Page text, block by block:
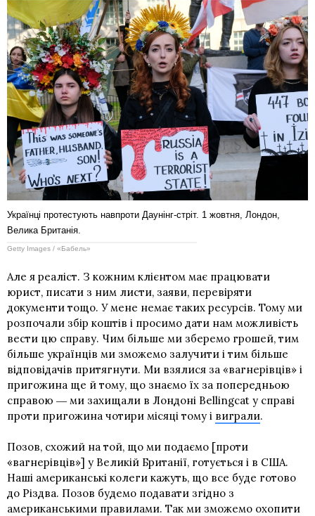
Українці протестують навпроти Даунінг-стріт. 1 жовтня, Лондон,
Велика Британія.
Getty Images / «Бабель»
Але я реаліст. З кожним клієнтом має працювати
юрист, писати з ним листи, заяви, перевіряти
документи тощо. У мене немає таких ресурсів. Тому ми
розпочали збір коштів і просимо дати нам можливість
вести цю справу. Чим більше ми зберемо грошей, тим
більше українців ми зможемо залучити і тим більше
відповідачів притягнути. Ми взялися за «вагнерівців» і
пригожина ще й тому, що знаємо їх за попередньою
справою ― ми захищали в Лондоні Bellingcat у справі
проти пригожина чотири місяці тому і виграли.
Позов, схожий на той, що ми подаємо [проти
«вагнерівців»] у Великій Британії, готується і в США.
Наші американські колеги кажуть, що все буде готово
до Різдва. Позов будемо подавати згідно з
американськими правилами. Так ми зможемо охопити